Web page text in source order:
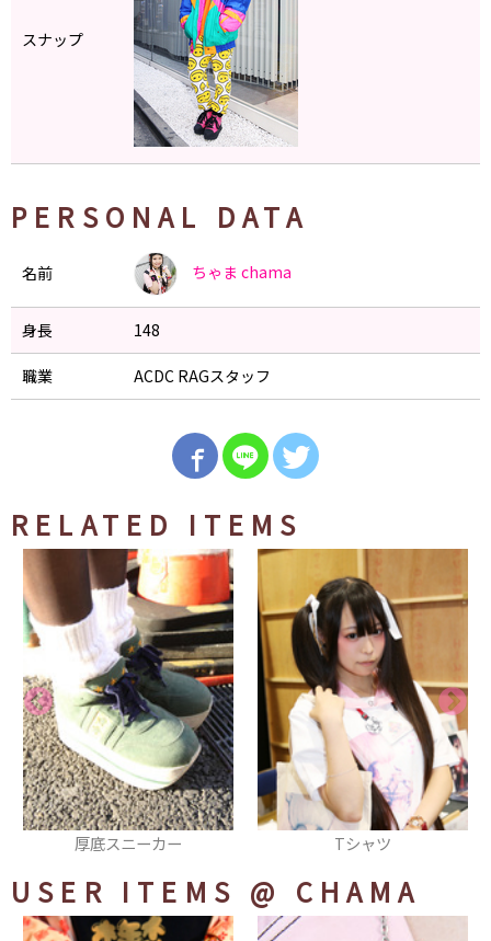
スナップ
PERSONAL DATA
名前 ちゃま chama
身長 148
職業 ACDC RAGスタッフ
RELATED ITEMS
Tシャツ サングラス
USER ITEMS @ CHAMA